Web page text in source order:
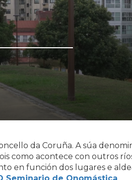
da Coruña. A súa
como acontece con outros
en función dos lugares e